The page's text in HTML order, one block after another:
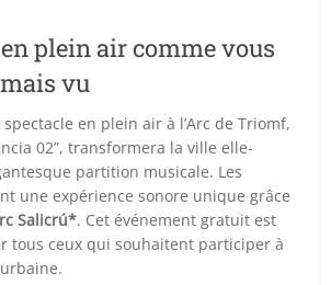
plein air comme vous
vu
spectacle en plein air à l’Arc de Triomf,
02”, transformera la ville elle-
partition musicale. Les
une expérience sonore unique grâce
Salicrú*. Cet événement gratuit est
tous ceux qui souhaitent participer à